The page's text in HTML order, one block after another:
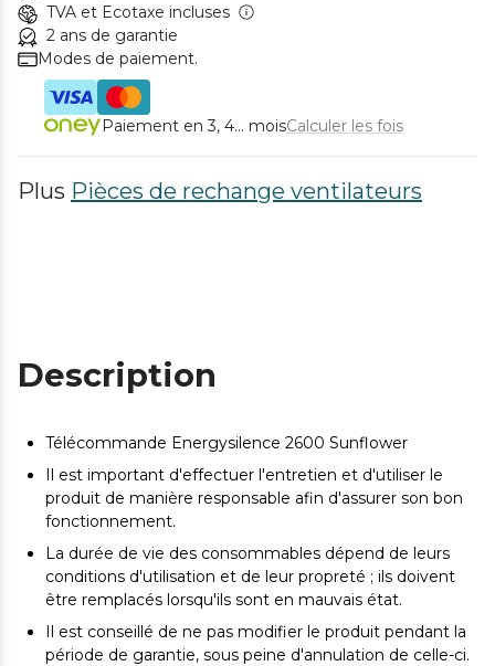
TVA et Ecotaxe incluses
2 ans de garantie
Modes de paiement.
Paiement en 3, 4... moisCalculer les fois
Plus Pièces de rechange ventilateurs
Description
Télécommande Energysilence 2600 Sunflower
Il est important d'effectuer l'entretien et d'utiliser le
produit de manière responsable afin d'assurer son bon
fonctionnement.
La durée de vie des consommables dépend de leurs
conditions d'utilisation et de leur propreté ; ils doivent
être remplacés lorsqu'ils sont en mauvais état.
Il est conseillé de ne pas modifier le produit pendant la
période de garantie, sous peine d'annulation de celle-ci.